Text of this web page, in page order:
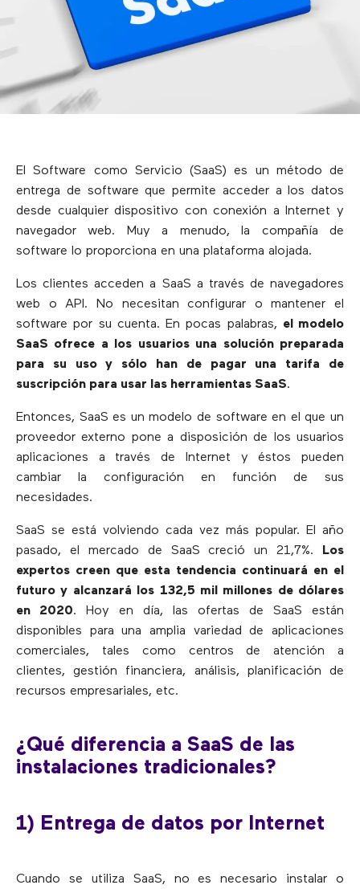
El Software como Servicio (SaaS) es un método de
entrega de software que permite acceder a los datos
desde cualquier dispositivo con conexión a Internet y
navegador web. Muy a menudo, la compañía de
software lo proporciona en una plataforma alojada.
Los clientes acceden a SaaS a través de navegadores
web o API. No necesitan configurar o mantener el
software por su cuenta. En pocas palabras, el modelo
SaaS ofrece a los usuarios una solución preparada
para su uso y sólo han de pagar una tarifa de
suscripción para usar las herramientas SaaS.
Entonces, SaaS es un modelo de software en el que un
proveedor externo pone a disposición de los usuarios
aplicaciones a través de Internet y éstos pueden
cambiar la configuración en función de sus
necesidades.
SaaS se está volviendo cada vez más popular. El año
pasado, el mercado de SaaS creció un 21,7%.
Los
expertos creen que esta tendencia continuará en el
futuro y alcanzará los 132,5 mil millones de dólares
en 2020. Hoy en día, las ofertas de SaaS están
disponibles para una amplia variedad de aplicaciones
comerciales, tales como centros de atención a
clientes, gestión financiera, análisis, planificación de
recursos empresariales, etc.
¿Qué diferencia a SaaS de las
instalaciones tradicionales?
1) Entrega de datos por Internet
Cuando se utiliza SaaS, no es necesario instalar o